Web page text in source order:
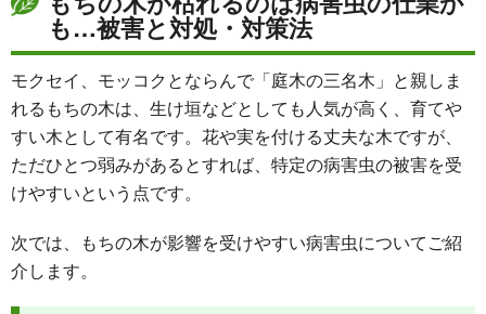
も…被害と対処・対策法
モクセイ、モッコクとならんで「庭木の三名木」と親しま
れるもちの木は、生け垣などとしても人気が高く、育てや
すい木として有名です。花や実を付ける丈夫な木ですが、
ただひとつ弱みがあるとすれば、特定の病害虫の被害を受
けやすいという点です。
次では、もちの木が影響を受けやすい病害虫についてご紹
介します。